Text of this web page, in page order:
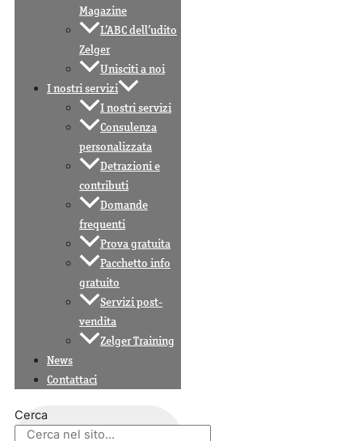
Magazine
L’ABC dell’udito
Zelger
Unisciti a noi
I nostri servizi
I nostri servizi
Consulenza
personalizzata
Detrazioni e
contributi
Domande
frequenti
Prova gratuita
Pacchetto info
gratuito
Servizi post-
vendita
Zelger Training
News
Contattaci
Cerca